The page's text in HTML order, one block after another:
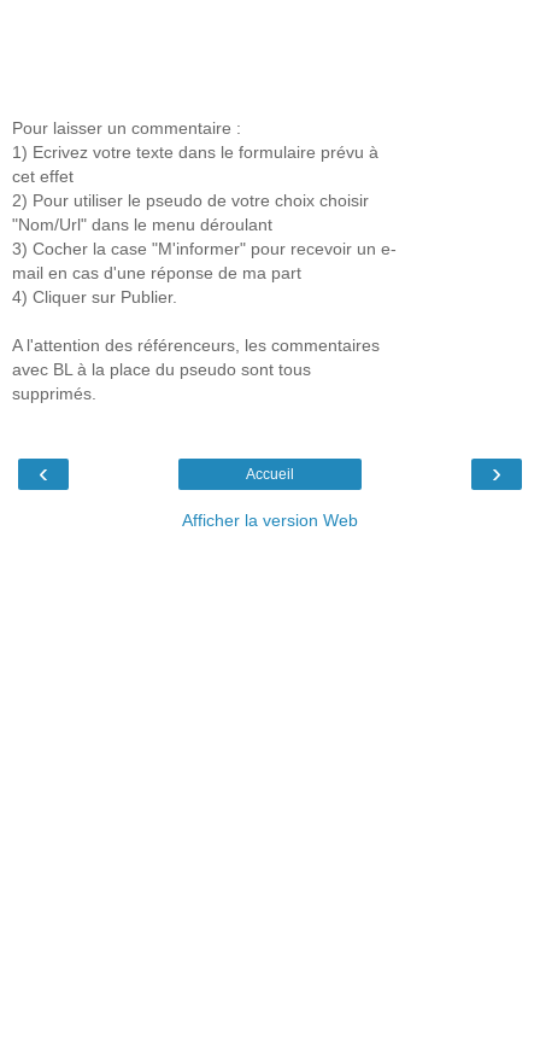
Pour laisser un commentaire :
1) Ecrivez votre texte dans le formulaire prévu à
cet effet
2) Pour utiliser le pseudo de votre choix choisir
"Nom/Url" dans le menu déroulant
3) Cocher la case "M'informer" pour recevoir un e-
mail en cas d'une réponse de ma part
4) Cliquer sur Publier.
A l'attention des référenceurs, les commentaires
avec BL à la place du pseudo sont tous
supprimés.
‹ ›
Accueil
Afficher la version Web